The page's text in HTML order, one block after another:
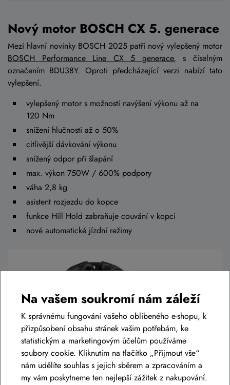
Nový motor BOSCH CX 5. generace
Mezi hlavní novinky BOSCH 2025 patří nový vylepšený motor
BOSCH Performance Line CX 5 generace, s číselným
označením BDU38Y. Oproti předcházející verzi nabízí tato
vylepšení.
vylepšený motor s možností navýšení výkonu až na
120 Nm
snížení hlučnosti až o 50%
citlivější dávkování výkonu
snížený odpor při šlapání
max. výkon 750W / 600% podpory
váha 2,8 kg
asistent rozjezdu do kopce
funkce Hill Hold zabraňuje couvání v kopci
nové automatické jízdní režimy
Na vašem soukromí nám záleží
K správnému fungování vašeho oblíbeného e-shopu, k
přizpůsobení obsahu stránek vašim potřebám, ke
statistickým a marketingovým účelům používáme
soubory cookie. Kliknutím na tlačítko „Přijmout vše“
nám udělíte souhlas s jejich sběrem a zpracováním a
my vám poskytneme ten nejlepší zážitek z nakupování.